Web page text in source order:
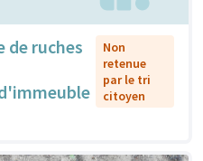
de ruches
Non
retenue
par le tri
citoyen